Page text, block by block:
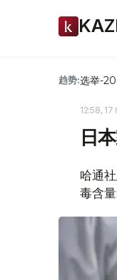
趋势:选举-
12:58,
日
哈通
毒含